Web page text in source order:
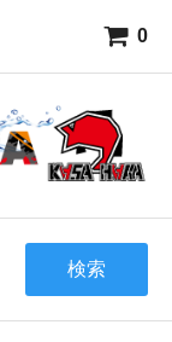
0
検索